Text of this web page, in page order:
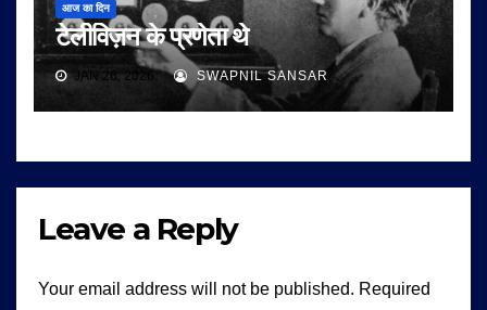
आज का दिन
टेलीविज़न के प्रणेता थे
JAN 26, 2026 SWAPNIL SANSAR
Leave a Reply
Your email address will not be published. Required